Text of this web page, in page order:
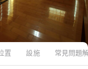
置 設施 常見問題